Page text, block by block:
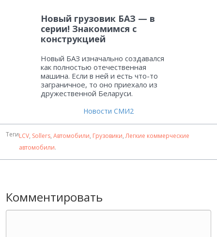
Новый грузовик БАЗ — в
серии! Знакомимся с
конструкцией
Новый БАЗ изначально создавался
как полностью отечественная
машина. Если в ней и есть что-то
заграничное, то оно приехало из
дружественной Беларуси.
Новости СМИ2
ТегиLCV, Sollers, Автомобили, Грузовики,Легкие коммерческие
автомобили.
Комментировать